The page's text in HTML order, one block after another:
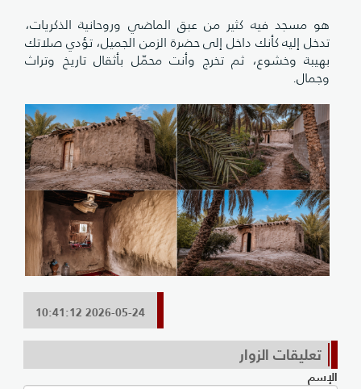
هو مسجد فيه كثير من عبق الماضي وروحانية الذكريات،
تدخل إليه كأنك داخل إلى حضرة الزمن الجميل، تؤدي صلاتك
بهيبة وخشوع، ثم تخرج وأنت محمّل بأثقال تاريخ وتراث
وجمال.
2026-05-24 10:41:12
تعليقات الزوار
الإسم